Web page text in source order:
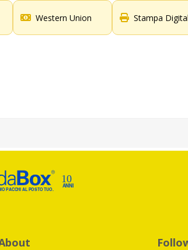
Western Union Stampa